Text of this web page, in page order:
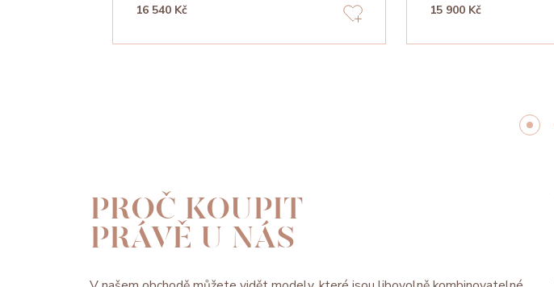
16 540 Kč
15 900 Kč
PROČ KOUPIT
PRÁVĚ U NÁS